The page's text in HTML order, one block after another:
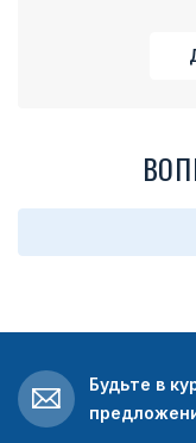
Будьте в